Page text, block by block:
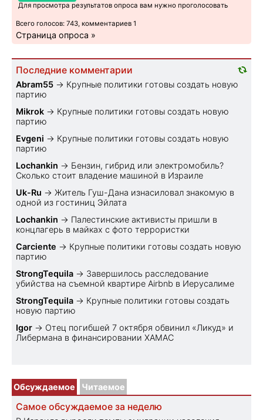
Для просмотра результатов опроса вам нужно проголосовать
Всего голосов: 743, комментариев 1
Страница опроса »
Последние комментарии
Abram55 → Крупные политики готовы создать новую
партию
Mikrok → Крупные политики готовы создать новую
партию
Evgeni → Крупные политики готовы создать новую
партию
Lochankin → Бензин, гибрид или электромобиль?
Cколько стоит владение машиной в Израиле
Uk-Ru → Житель Гуш-Дана изнасиловал знакомую в
одной из гостиниц Эйлата
Lochankin → Палестинские активисты пришли в
концлагерь в майках с фото террористки
Carciente → Крупные политики готовы создать новую
партию
StrongTequila → Завершилось расследование
убийства на съемной квартире Airbnb в Иерусалиме
StrongTequila → Крупные политики готовы создать
новую партию
Igor → Отец погибшей 7 октября обвинил «Ликуд» и
Либермана в финансировании ХАМАС
Обсуждаемое Читаемое
Самое обсуждаемое за неделю